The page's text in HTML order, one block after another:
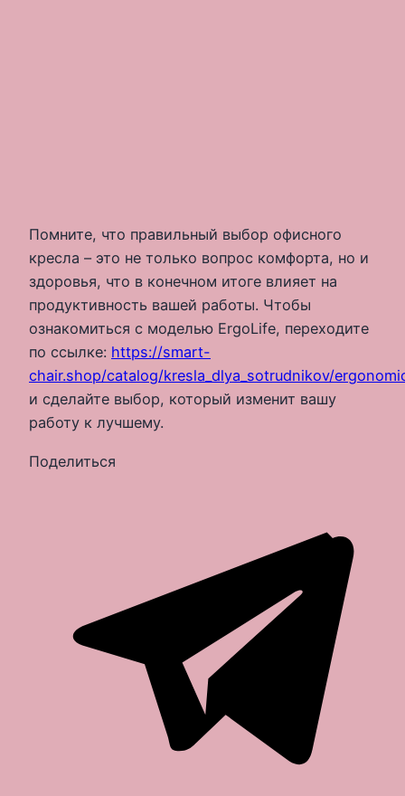
Помните, что правильный выбор офисного
кресла – это не только вопрос комфорта, но и
здоровья, что в конечном итоге влияет на
продуктивность вашей работы. Чтобы
ознакомиться с моделью ErgoLife, переходите
по ссылке: https://smart-
chair.shop/catalog/kresla_dlya_sotrudnikov/
и сделайте выбор, который изменит вашу
работу к лучшему.
Поделиться